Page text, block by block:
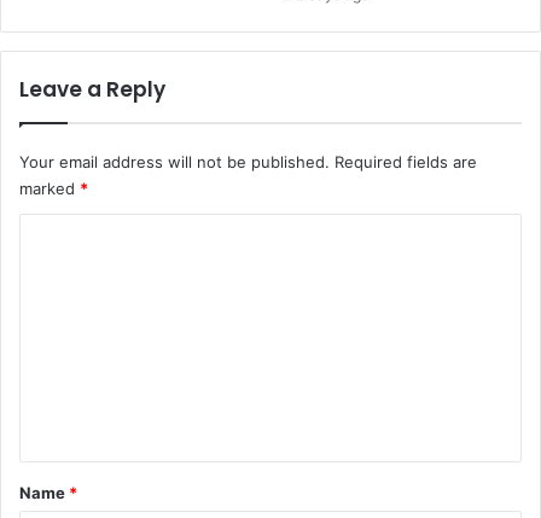
Leave a Reply
Your email address will not be published. Required fields are
marked *
*
Name *